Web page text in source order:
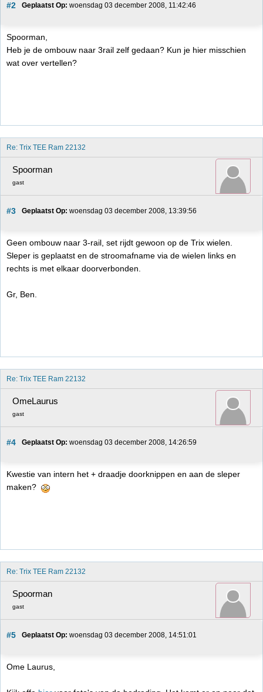
#2 Geplaatst Op: woensdag 03 december 2008, 11:42:46
Spoorman,
Heb je de ombouw naar 3rail zelf gedaan? Kun je hier misschien
wat over vertellen?
Re: Trix TEE Ram 22132
Spoorman
gast
#3 Geplaatst Op: woensdag 03 december 2008, 13:39:56
Geen ombouw naar 3-rail, set rijdt gewoon op de Trix wielen.
Sleper is geplaatst en de stroomafname via de wielen links en
rechts is met elkaar doorverbonden.
Gr, Ben.
Re: Trix TEE Ram 22132
OmeLaurus
gast
#4 Geplaatst Op: woensdag 03 december 2008, 14:26:59
Kwestie van intern het + draadje doorknippen en aan de sleper
maken?
Re: Trix TEE Ram 22132
Spoorman
gast
#5 Geplaatst Op: woensdag 03 december 2008, 14:51:01
Ome Laurus,